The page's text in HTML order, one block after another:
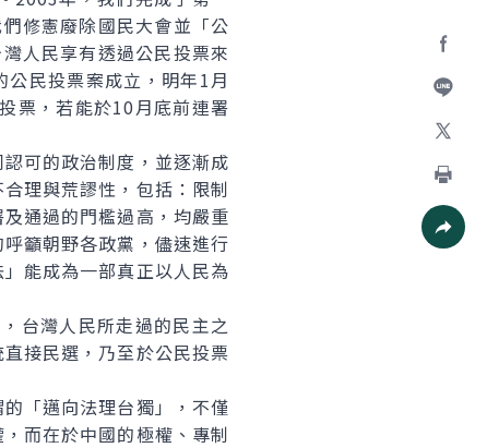
加入好
列印
修憲廢除國民大會並「公
人民享有透過公民投票來
民投票案成立，明年1月
票，若能於10月底前連署
可的政治制度，並逐漸成
理與荒謬性，包括：限制
通過的門檻過高，均嚴重
籲朝野各政黨，儘速進行
能成為一部真正以人民為
台灣人民所走過的民主之
接民選，乃至於公民投票
「邁向法理台獨」，不僅
而在於中國的極權、專制